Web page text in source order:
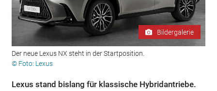
Bildergalerie
Der neue Lexus NX steht in der Startposition.
© Foto: Lexus
Lexus stand bislang für klassische Hybridantriebe.